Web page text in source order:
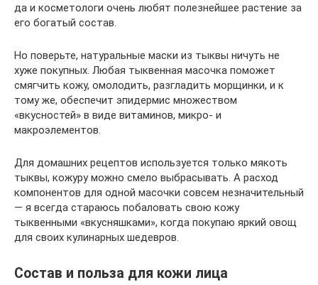
да и косметологи очень любят полезнейшее растение за
его богатый состав.
Но поверьте, натуральные маски из тыквы ничуть не
хуже покупных. Любая тыквенная масочка поможет
смягчить кожу, омолодить, разгладить морщинки, и к
тому же, обеспечит эпидермис множеством
«вкусностей» в виде витаминов, микро- и
макроэлементов.
Для домашних рецептов используется только мякоть
тыквы, кожуру можно смело выбрасывать. А расход
компонентов для одной масочки совсем незначительный
— я всегда стараюсь побаловать свою кожу
тыквенными «вкусняшками», когда покупаю яркий овощ
для своих кулинарных шедевров.
Состав и польза для кожи лица